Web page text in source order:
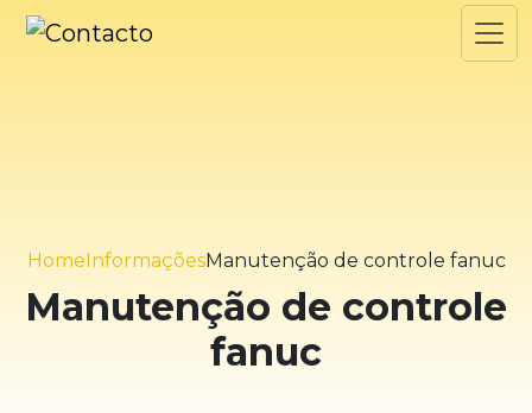
HomeInformaçõesManutenção de controle fanuc
Manutenção de controle
fanuc